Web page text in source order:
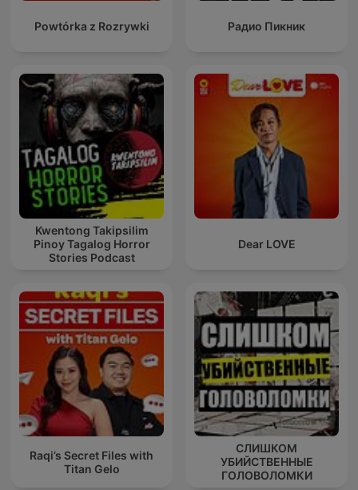
Powtórka z Rozrywki Радио Пикник
Kwentong Takipsilim
Pinoy Tagalog Horror
Stories Podcast
Dear LOVE
Raqi’s Secret Files with
Titan Gelo
СЛИШКОМ
УБИЙСТВЕННЫЕ
ГОЛОВОЛОМКИ